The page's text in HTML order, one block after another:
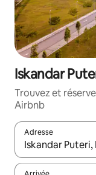
Iskandar
Trouvez et
Airbnb
Adresse
Lorsque les